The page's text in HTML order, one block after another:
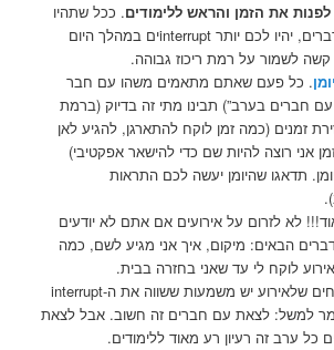
לפנות את הזמן והראש ללימודים. ככל שתהיו
עסוקים בעוד דברים, יהיו לכם יותר interruptים במהלך היום
קשה לשמור על רמת ריכוז גבוהה.
יומן. כל פעם שאתם מתאמים משהו עם חבר
חברים בערב”) תבינו מתי זה בדיוק (ברמת
זמנים (כמה זמן לוקח להתארגן, להגיע לאן
אני רוצה להיות שם כדי להישאר אפקטיבי)
תדאגו שהיומן יעשה לכם התראות
לא לזרום על אירועים אם אתם לא יודעים
הבאים: מיקום, איך אני מגיע לשם, כמה
לוקח לי עד שאני בחזרה בבית.
תהיו בטוחים שלאירוע יש משמעות ששווה את ה-interrupt
למשל: לצאת עם חברים זה חשוב. אבל לצאת
כל ערב זה רעיון רע מאוד ללימודים.